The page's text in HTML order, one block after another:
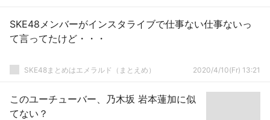
SKE48メンバーがインスタライブで仕事ない仕事ないっ
て言ってたけど・・・
SKE48まとめはエメラルド（まとえめ） 2020/4/10(Fr) 13:21
このユーチューバー、乃木坂 岩本蓮加に似
てない？